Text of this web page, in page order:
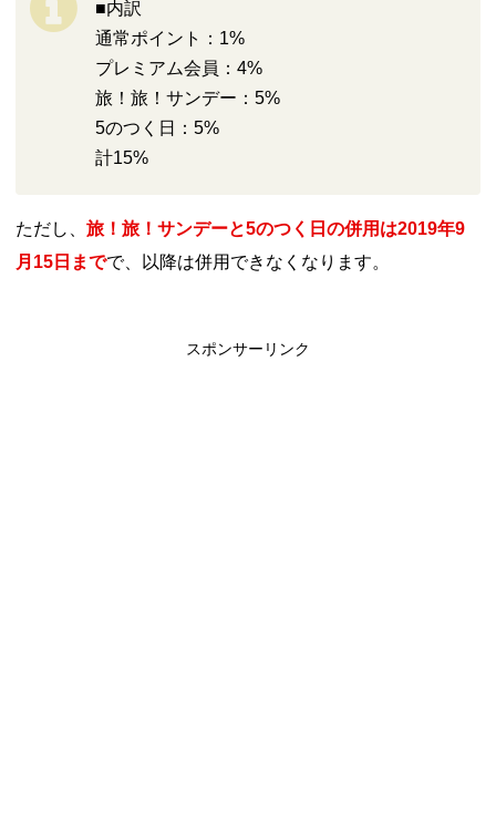
■内訳
通常ポイント：1%
プレミアム会員：4%
旅！旅！サンデー：5%
5のつく日：5%
計15%
ただし、旅！旅！サンデーと5のつく日の併用は2019年9
月15日までで、以降は併用できなくなります。
スポンサーリンク